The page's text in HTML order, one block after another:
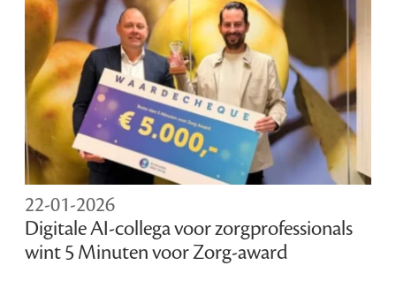
22-01-2026
Digitale AI-collega voor zorgprofessionals
wint 5 Minuten voor Zorg-award